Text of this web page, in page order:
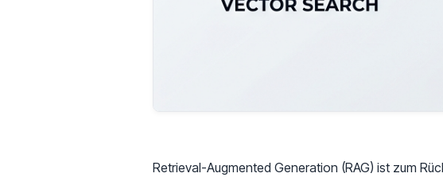
Retrieval-Augmented Generation (RAG) ist zum